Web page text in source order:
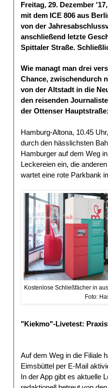
Freitag, 29. Dezember
mit dem ICE 806 aus
von der Jahresabs
anschließend letzte
Spittaler Straße.
Wie managt man drei
Chance, zwischendurch
von der Altstadt in die
den reisenden
der Ottenser Hauptstraße:
Hamburg-Altona, 10.45
durch den hässlichsten
Hamburger auf dem Weg
Leckereien ein, die
wartet eine rote Parkbank
Kostenlose Schließfächer in
Foto:
"Kiekmo"-Livetest:
Auf dem Weg in die Filiale
Eimsbüttel per E-Mail
In der App gibt es aktuelle